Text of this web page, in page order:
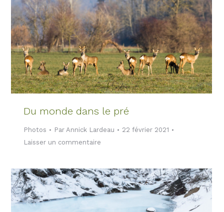
Du monde dans le pré
Photos ParAnnick Lardeau
22 février 2021
Laisser un commentaire